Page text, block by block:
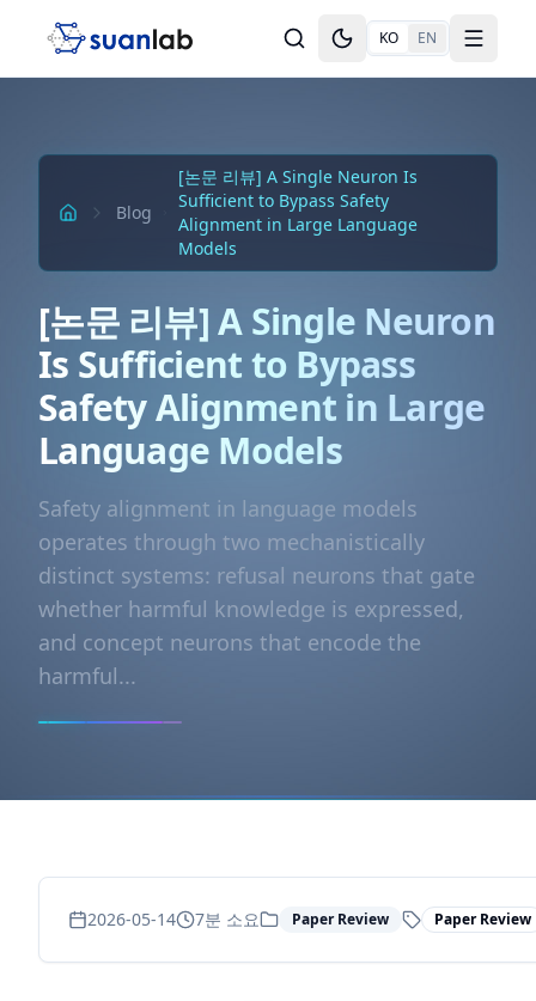
Toggle theme
KO EN Toggle
Blog
[논문 리뷰] A Single Neuron Is
Sufficient to Bypass Safety
Alignment in Large Language
Models
[논문 리뷰] A Single Neuron
Is Sufficient to Bypass
Safety Alignment in Large
Language Models
Safety alignment in language models
operates through two mechanistically
distinct systems: refusal neurons that gate
whether harmful knowledge is expressed,
and concept neurons that encode the
harmful...
2026-05-14 7분 소요 Paper Review Paper Review